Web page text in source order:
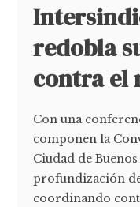
redobla
contra el
Con una
componen la
Ciudad de
profundización
coordinando